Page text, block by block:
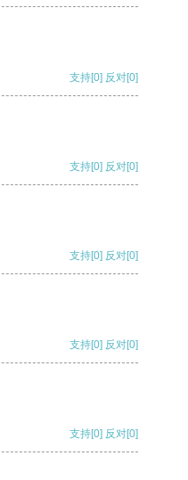
支持[0] 反对[0]
支持[0] 反对[0]
支持[0] 反对[0]
支持[0] 反对[0]
支持[0] 反对[0]